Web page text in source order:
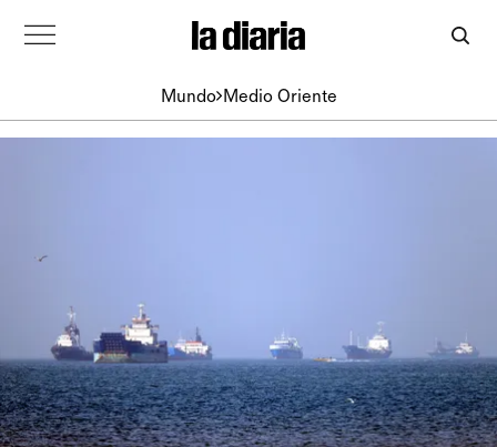
Mundo Medio Oriente